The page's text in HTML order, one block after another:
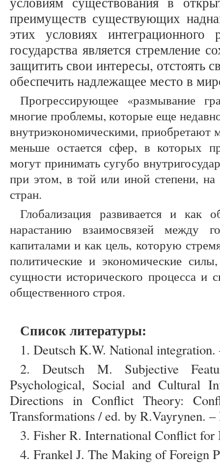
преимуществ существующих
этих условиях
государства является стремление
защитить свои интересы, отстоять
обеспечить надлежащее место в
Прогрессирующее «размывание
многие проблемы, которые еще
внутриэкономическими, приобретают
меньше остается сфер, в которых
могут принимать сугубо
при этом, в той или иной степени,
стран.
Глобализация развивается и как
нарастанию взаимосвязей между
капиталами и как цель, которую
политические и экономические
сущности исторического процесса и
общественного строя.
Список литературы:
1. Deutsch K.W. National
2. Deutsch M. Subjective
Psychological, Social and Cultural
Directions in Conflict Theory:
Transformations / ed. by R.Vayrynen.
3. Fisher R. International Conflict
4. Frankel J. The Making of Foreign